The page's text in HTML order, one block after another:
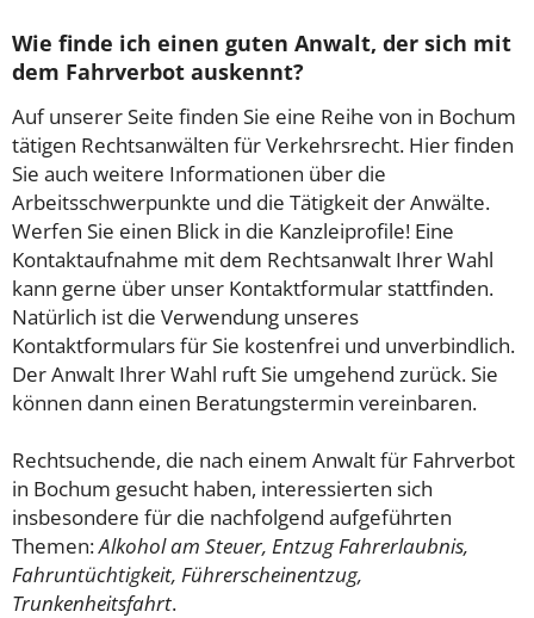
Wie finde ich einen guten Anwalt, der sich mit
dem Fahrverbot auskennt?
Auf unserer Seite finden Sie eine Reihe von in Bochum
tätigen Rechtsanwälten für Verkehrsrecht. Hier finden
Sie auch weitere Informationen über die
Arbeitsschwerpunkte und die Tätigkeit der Anwälte.
Werfen Sie einen Blick in die Kanzleiprofile! Eine
Kontaktaufnahme mit dem Rechtsanwalt Ihrer Wahl
kann gerne über unser Kontaktformular stattfinden.
Natürlich ist die Verwendung unseres
Kontaktformulars für Sie kostenfrei und unverbindlich.
Der Anwalt Ihrer Wahl ruft Sie umgehend zurück. Sie
können dann einen Beratungstermin vereinbaren.
Rechtsuchende, die nach einem Anwalt für Fahrverbot
in Bochum gesucht haben, interessierten sich
insbesondere für die nachfolgend aufgeführten
Themen:Alkohol am Steuer, Entzug Fahrerlaubnis,
Fahruntüchtigkeit, Führerscheinentzug,
Trunkenheitsfahrt.